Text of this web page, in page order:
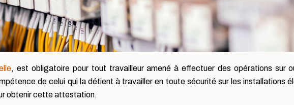
, est obligatoire pour tout travailleur amené à effectuer des opérations sur
de celui qui la détient à travailler en toute sécurité sur les installations
obtenir cette attestation.